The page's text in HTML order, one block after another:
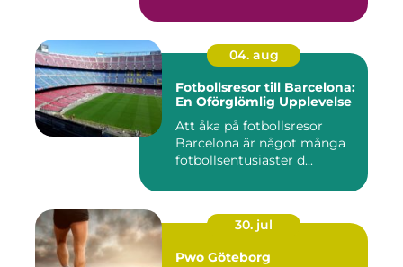
04. aug
Fotbollsresor till Barcelona:
En Oförglömlig Upplevelse
Att åka på fotbollsresor
Barcelona är något många
fotbollsentusiaster d...
30. jul
Pwo Göteborg